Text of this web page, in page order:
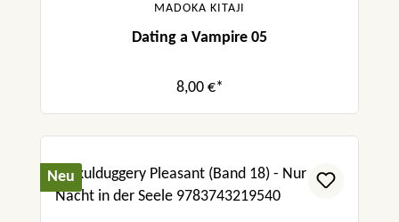
MADOKA KITAJI
Dating a Vampire 05
8,00 €*
Neu